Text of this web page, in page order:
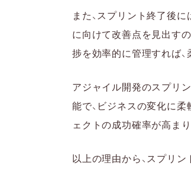
また、スプリント終了後に
に向けて改善点を見出す
捗を効率的に管理すれば、
アジャイル開発のスプリ
能で、ビジネスの変化に柔
ェクトの成功確率が高まり
以上の理由から、スプリ